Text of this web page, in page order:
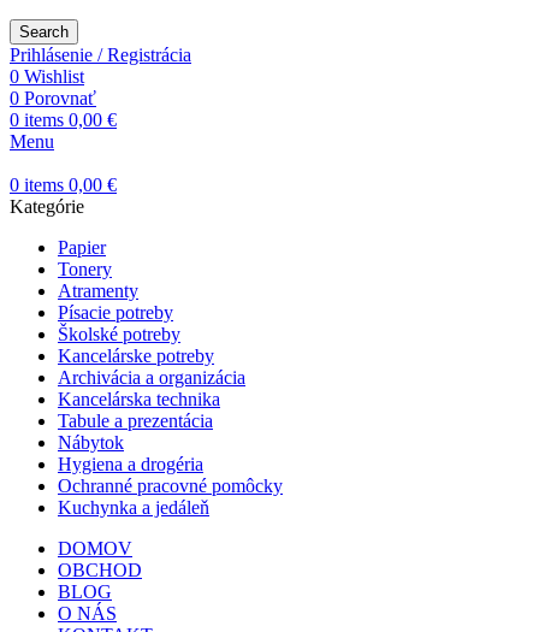
Search
Prihlásenie / Registrácia
0 Wishlist
0 Porovnať
0 items 0,00 €
Menu
0 items 0,00 €
Kategórie
Papier
Tonery
Atramenty
Písacie potreby
Školské potreby
Kancelárske potreby
Archivácia a organizácia
Kancelárska technika
Tabule a prezentácia
Nábytok
Hygiena a drogéria
Ochranné pracovné pomôcky
Kuchynka a jedáleň
DOMOV
OBCHOD
BLOG
O NÁS